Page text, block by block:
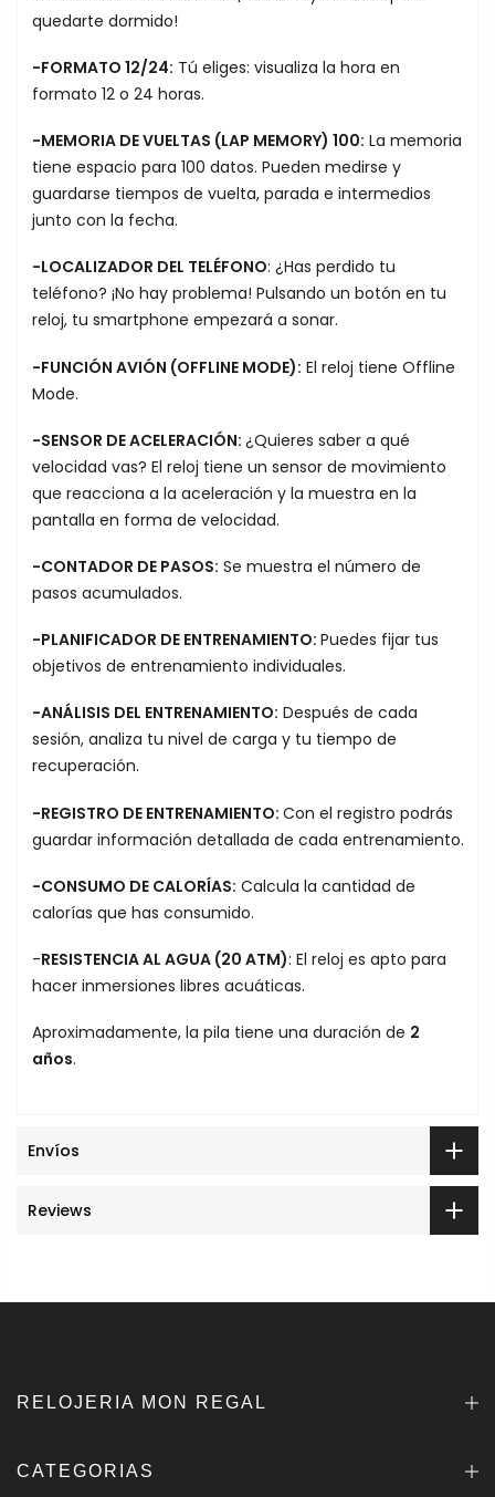
quedarte dormido!
-FORMATO 12/24: Tú eliges: visualiza la hora en
formato 12 o 24 horas.
-MEMORIA DE VUELTAS (LAP MEMORY) 100: La memoria
tiene espacio para 100 datos. Pueden medirse y
guardarse tiempos de vuelta, parada e intermedios
junto con la fecha.
-LOCALIZADOR DEL TELÉFONO: ¿Has perdido tu
teléfono? ¡No hay problema! Pulsando un botón en tu
reloj, tu smartphone empezará a sonar.
-FUNCIÓN AVIÓN (OFFLINE MODE): El reloj tiene Offline
Mode.
-SENSOR DE ACELERACIÓN: ¿Quieres saber a qué
velocidad vas? El reloj tiene un sensor de movimiento
que reacciona a la aceleración y la muestra en la
pantalla en forma de velocidad.
-CONTADOR DE PASOS: Se muestra el número de
pasos acumulados.
-PLANIFICADOR DE ENTRENAMIENTO: Puedes fijar tus
objetivos de entrenamiento individuales.
-ANÁLISIS DEL ENTRENAMIENTO: Después de cada
sesión, analiza tu nivel de carga y tu tiempo de
recuperación.
-REGISTRO DE ENTRENAMIENTO: Con el registro podrás
guardar información detallada de cada entrenamiento.
-CONSUMO DE CALORÍAS: Calcula la cantidad de
calorías que has consumido.
-RESISTENCIA AL AGUA (20 ATM): El reloj es apto para
hacer inmersiones libres acuáticas.
Aproximadamente, la pila tiene una duración de 2
años.
Envíos
Reviews
RELOJERIA MON REGAL
CATEGORIAS